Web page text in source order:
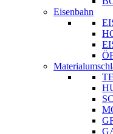
Eisenbahn